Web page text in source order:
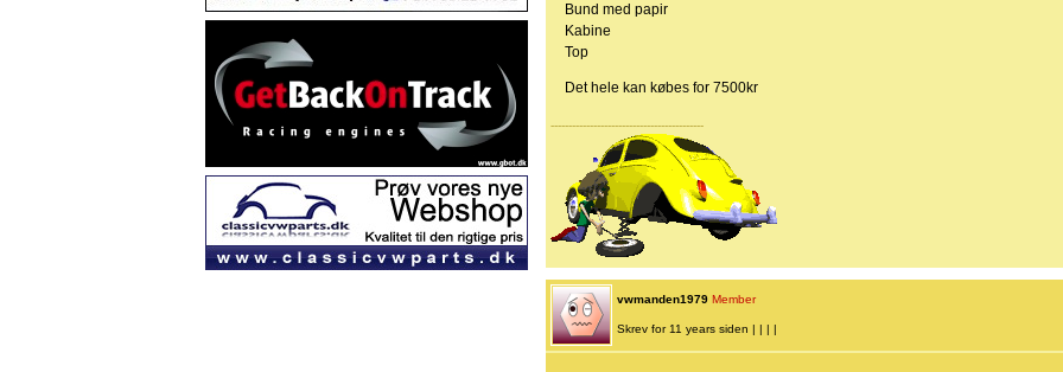
Bund med papir
Kabine
Top
Det hele kan købes for 7500kr
-------------------------------------------
vwmanden1979 Member
Skrev for 11 years siden | | | |